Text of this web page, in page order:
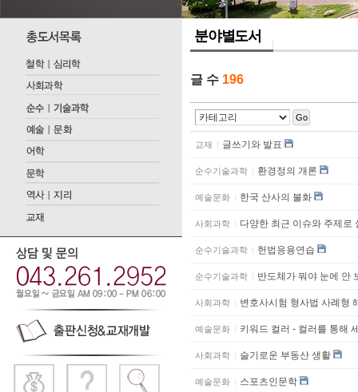
분야별도서
글 수 196
Go
교재 글쓰기와 발표
순수기술과학 환경정의 개론
예술문화 한국 산사의 불화
사회과학 다양한 최근 이슈와 주제로
순수기술과학 헌법응용연습
순수기술과학 반도체가 뭐야 눈에 안
사회과학 변호사시험 형사법 사례형
예술문화 키워드 컬러 - 컬러를 통해
사회과학 슬기로운 부동산 생활
예술문화 스포츠인문학